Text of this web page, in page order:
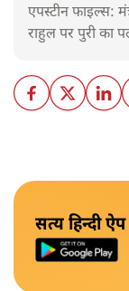
एपस्टीन फाइल्स:
राहुल पर पुरी का
सत्य हिन्दी ऐप